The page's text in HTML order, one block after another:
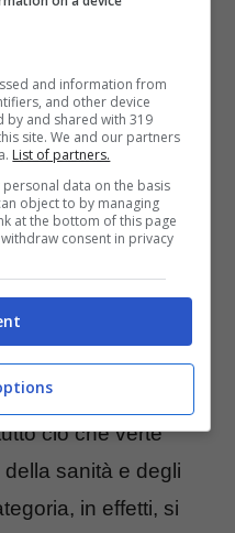
funzioni centrali:
comeInps e Inail.
ciò che verte
sanità e degli
in effetti, si
and information from
and other device
by and shared with 319
site. We and our partners
List of partners.
data on the basis
object to by managing
at the bottom of this page
consent in privacy